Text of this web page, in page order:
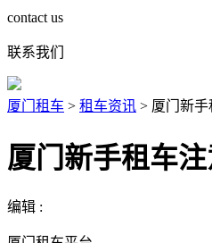
contact us
联系我们
厦门租车 > 租车资讯 > 厦门新
厦门新手租车
编辑 :